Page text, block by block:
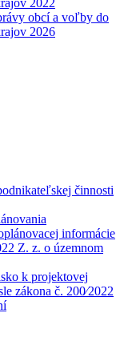
2022
obcí a voľby do
2026
činnosti
informácie
Z. z. o územnom
k projektovej
zákona č. 200⁄2022